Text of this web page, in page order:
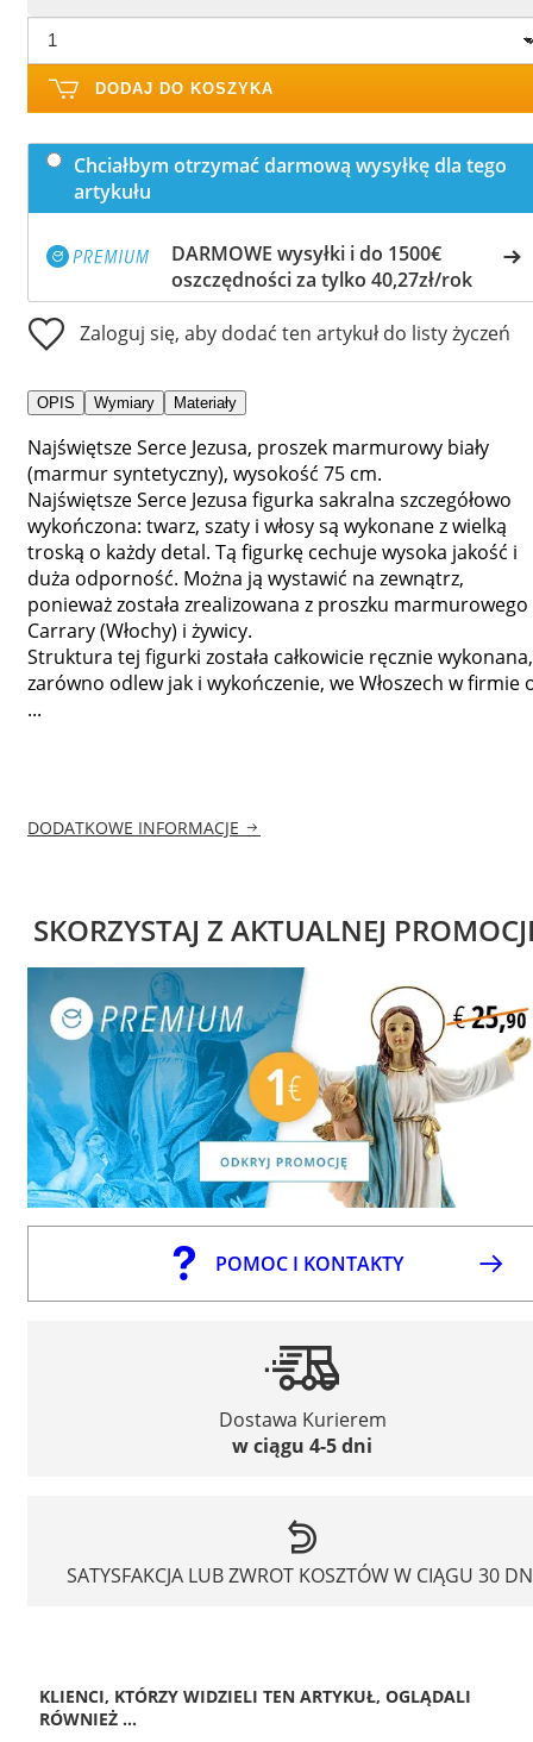
DODAJ DO KOSZYKA
Chciałbym otrzymać darmową wysyłkę dla tego
artykułu
DARMOWE wysyłki i do 1500€
oszczędności za tylko 40,27zł/rok
Zaloguj się, aby dodać ten artykuł do listy życzeń
OPIS Wymiary Materiały
Najświętsze Serce Jezusa, proszek marmurowy biały
(marmur syntetyczny), wysokość 75 cm.
Najświętsze Serce Jezusa figurka sakralna szczegółowo
wykończona: twarz, szaty i włosy są wykonane z wielką
troską o każdy detal. Tą figurkę cechuje wysoka jakość i
duża odporność. Można ją wystawić na zewnątrz,
ponieważ została zrealizowana z proszku marmurowego
Carrary (Włochy) i żywicy.
Struktura tej figurki została całkowicie ręcznie wykonana,
zarówno odlew jak i wykończenie, we Włoszech w firmie
...
DODATKOWE INFORMACJE
SKORZYSTAJ Z AKTUALNEJ
POMOC I KONTAKTY
Dostawa Kurierem
w ciągu 4-5 dni
SATYSFAKCJA LUB ZWROT KOSZTÓW W CIĄGU 30
KLIENCI, KTÓRZY WIDZIELI TEN ARTYKUŁ, OGLĄDALI
RÓWNIEŻ ...